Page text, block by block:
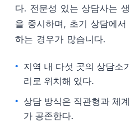
다. 전문성 있는 상담사는
을 중시하며, 초기 상담에
하는 경우가 많습니다.
지역 내 다섯 곳의 상담소
리로 위치해 있다.
상담 방식은 직관형과 체
가 공존한다.